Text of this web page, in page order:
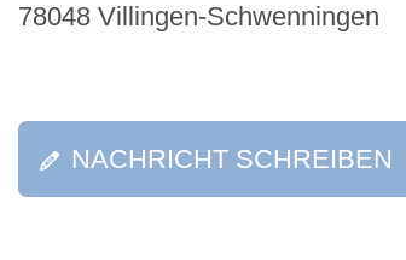
78048 Villingen-Schwenningen
NACHRICHT SCHREIBEN